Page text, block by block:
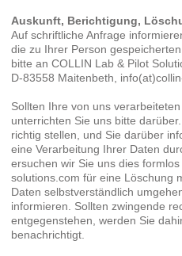
Auskunft, Berichtigung,
Auf schriftliche Anfrage
die zu Ihrer Person
bitte an COLLIN Lab & Pilot
D-83558 Maitenbeth,
Sollten Ihre von uns
unterrichten Sie uns bitte
richtig stellen, und Sie darüber
eine Verarbeitung Ihrer Daten
ersuchen wir Sie uns dies
solutions.com für eine Löschung
Daten selbstverständlich
informieren. Sollten zwingende
entgegenstehen, werden Sie
benachrichtigt.